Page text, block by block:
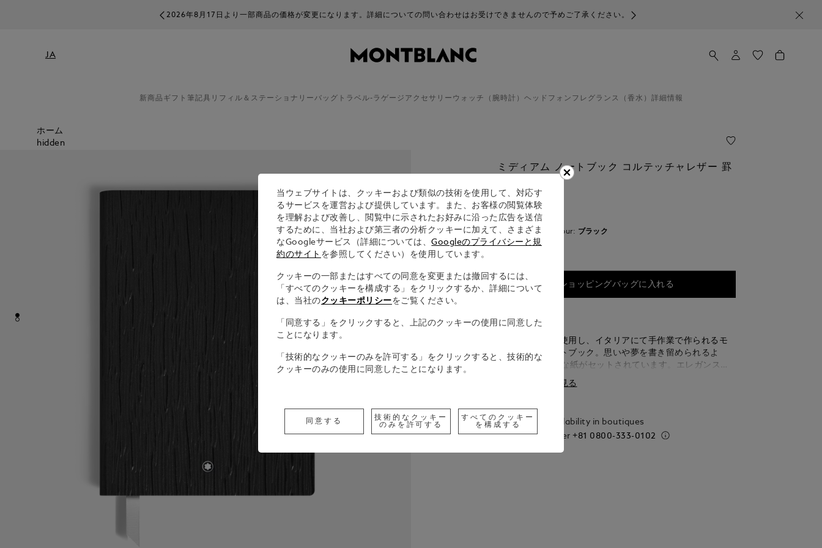
2026年8月17日より一部商品の価格が変更になります。詳細についての問い合わせはお受けできませんので予めご了承ください。
JA
新商品 ギフト 筆記具 リフィル＆ステーショナリーバッグ トラベル-ラゲージ アクセサリー ウォッチ（腕時計） ヘッドフォン フレグランス（香水） 詳細情報
ホーム
hidden
ミディアム ノートブック コルテッチャレザー 罫
¥ 14,850
aを選択します Colour: ブラック
ショッピングバッグに入れる
最高級レザーを使用し、イタリアにて手作業で作られるモ
ンブランのノートブック。思いや夢を書き留められるよ
う、96枚の上質な紙がセットされています。エレガンスと
実用性を兼ね備えたミディアムサイズのノートブックは、
持ち主の大切な時間に寄り添うパートナーとして、デスク
150 x 210 mm。
すべての詳細を見る
Check availability in boutiques
Call to order+81 0800-333-0102
当ウェブサイトは、クッキーおよび類似の技術を使用して、対応す
るサービスを運営および提供しています。また、お客様の閲覧体験
を理解および改善し、閲覧中に示されたお好みに沿った広告を送信
するために、当社および第三者の分析クッキーに加えて、さまざま
なGoogleサービス（詳細については、Googleのプライバシーと規
約のサイト を参照してください）を使用しています。
クッキーの一部またはすべての同意を変更または撤回するには、
「すべてのクッキーを構成する」をクリックするか、詳細について
は、当社のクッキーポリシーをご覧ください。
「同意する」をクリックすると、上記のクッキーの使用に同意した
ことになります。
「技術的なクッキーのみを許可する」をクリックすると、技術的な
クッキーのみの使用に同意したことになります。
同意する
技術的なクッキー
のみを許可する
すべてのクッキー
を構成する